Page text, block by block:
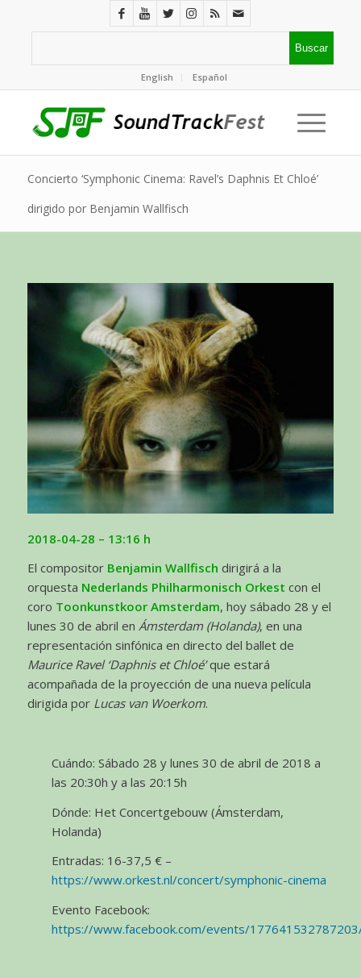
English Español
Concierto ‘Symphonic Cinema: Ravel’s Daphnis Et Chloé’
dirigido por Benjamin Wallfisch
2018-04-28 – 13:16 h
El compositor Benjamin Wallfisch dirigirá a la
orquesta Nederlands Philharmonisch Orkest con el
coro Toonkunstkoor Amsterdam, hoy sábado 28 y el
lunes 30 de abril en Ámsterdam (Holanda), en una
representación sinfónica en directo del ballet de
Maurice Ravel ‘Daphnis et Chloé’que estará
acompañada de la proyección de una nueva película
dirigida por Lucas van Woerkom.
Cuándo: Sábado 28 y lunes 30 de abril de 2018 a
las 20:30h y a las 20:15h
Dónde: Het Concertgebouw (Ámsterdam,
Holanda)
Entradas: 16-37,5 € –
https://www.orkest.nl/concert/symphonic-cinema
Evento Facebook:
https://www.facebook.com/events/